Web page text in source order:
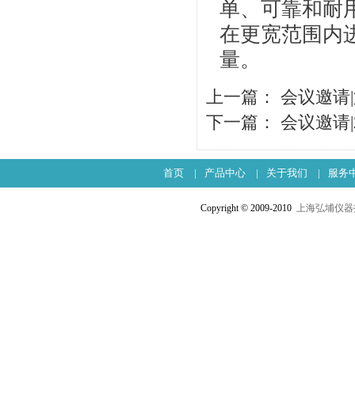
单、可靠和耐
在更宽范围内
量。
上一篇： 会议邀请
下一篇： 会议邀请
首页 | 产品中心 | 关于我们 | 服务
Copyright © 2009-2010 上海弘埔仪